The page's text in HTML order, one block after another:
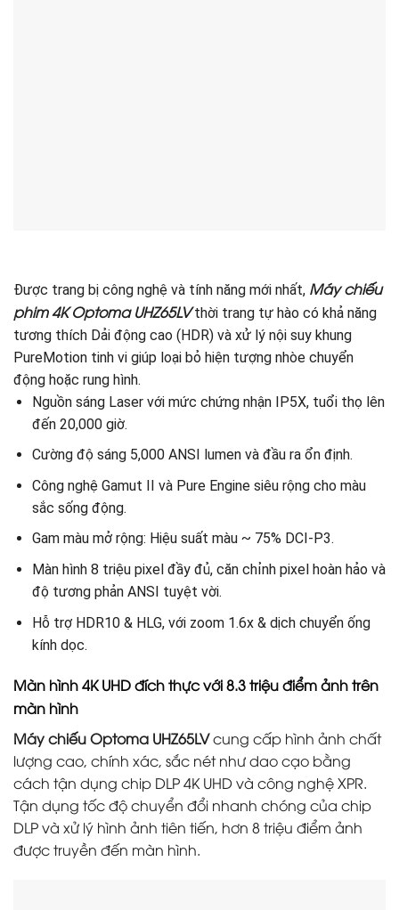
Được trang bị công nghệ và tính năng mới nhất, Máy chiếu
phim 4K Optoma UHZ65LVthời trang tự hào có khả năng
tương thích Dải động cao (HDR) và xử lý nội suy khung
PureMotion tinh vi giúp loại bỏ hiện tượng nhòe chuyển
động hoặc rung hình.
Nguồn sáng Laser với mức chứng nhận IP5X, tuổi thọ lên
đến 20,000 giờ.
Cường độ sáng 5,000 ANSI lumen và đầu ra ổn định.
Công nghệ Gamut II và Pure Engine siêu rộng cho màu
sắc sống động.
Gam màu mở rộng: Hiệu suất màu ~ 75% DCI-P3.
Màn hình 8 triệu pixel đầy đủ, căn chỉnh pixel hoàn hảo và
độ tương phản ANSI tuyệt vời.
Hỗ trợ HDR10 & HLG, với zoom 1.6x & dịch chuyển ống
kính dọc.
Màn hình 4K UHD đích thực với 8.3 triệu điểm ảnh trên
màn hình
Máy chiếu Optoma UHZ65LVcung cấp hình ảnh chất
lượng cao, chính xác, sắc nét như dao cạo bằng
cách tận dụng chip DLP 4K UHD và công nghệ XPR.
Tận dụng tốc độ chuyển đổi nhanh chóng của chip
DLP và xử lý hình ảnh tiên tiến, hơn 8 triệu điểm ảnh
được truyền đến màn hình.